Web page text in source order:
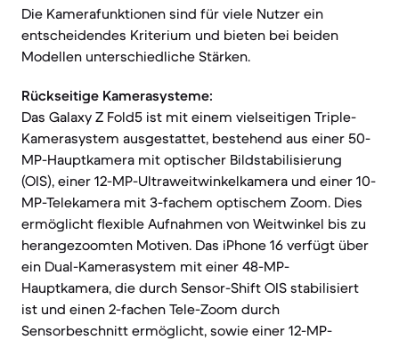
Die Kamerafunktionen sind für viele Nutzer ein
entscheidendes Kriterium und bieten bei beiden
Modellen unterschiedliche Stärken.
Rückseitige Kamerasysteme:
Das Galaxy Z Fold5 ist mit einem vielseitigen Triple-
Kamerasystem ausgestattet, bestehend aus einer 50-
MP-Hauptkamera mit optischer Bildstabilisierung
(OIS), einer 12-MP-Ultraweitwinkelkamera und einer 10-
MP-Telekamera mit 3-fachem optischem Zoom. Dies
ermöglicht flexible Aufnahmen von Weitwinkel bis zu
herangezoomten Motiven. Das iPhone 16 verfügt über
ein Dual-Kamerasystem mit einer 48-MP-
Hauptkamera, die durch Sensor-Shift OIS stabilisiert
ist und einen 2-fachen Tele-Zoom durch
Sensorbeschnitt ermöglicht, sowie einer 12-MP-